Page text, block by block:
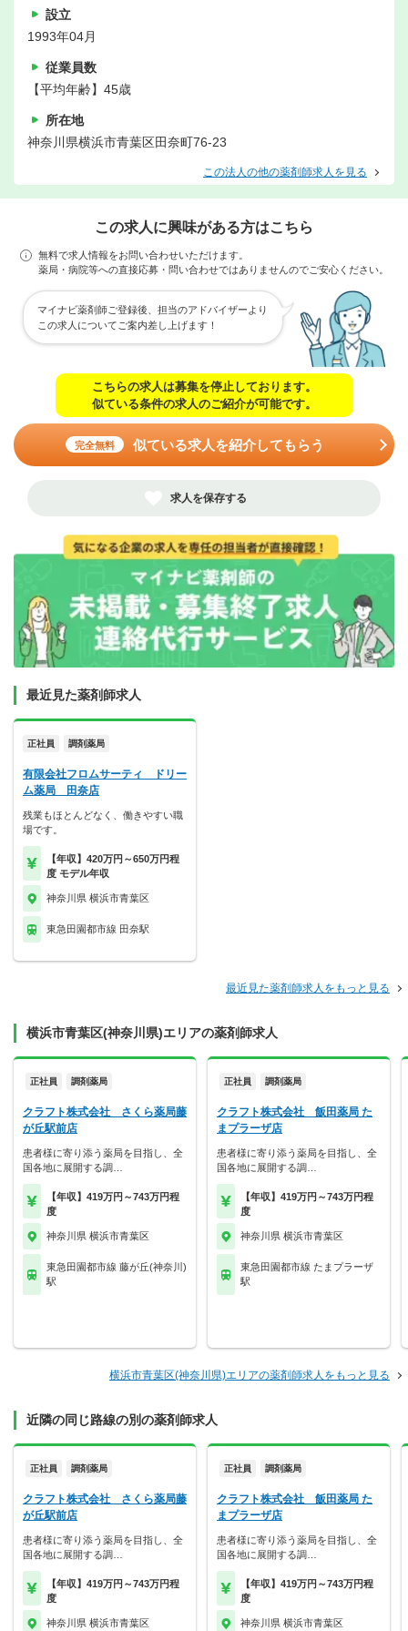
設立
1993年04月
従業員数
【平均年齢】45歳
所在地
神奈川県横浜市青葉区田奈町76-23
この法人の他の薬剤師求人を見る
この求人に興味がある方はこちら
無料で求人情報をお問い合わせいただけます。
薬局・病院等への直接応募・問い合わせではありませんのでご安心ください。
マイナビ薬剤師ご登録後、担当のアドバイザーより
この求人についてご案内差し上げます！
こちらの求人は募集を停止しております。
似ている条件の求人のご紹介が可能です。
完全無料 似ている求人を紹介してもらう
求人を保存する
最近見た薬剤師求人
正社員 調剤薬局
有限会社フロムサーティ ドリー
ム薬局 田奈店
残業もほとんどなく、働きやすい職
場です。
【年収】420万円～650万円程
度 モデル年収
神奈川県 横浜市青葉区
東急田園都市線 田奈駅
最近見た薬剤師求人をもっと見る
横浜市青葉区(神奈川県)エリアの薬剤師求人
正社員 調剤薬局
クラフト株式会社 さくら薬局藤
が丘駅前店
患者様に寄り添う薬局を目指し、全
国各地に展開する調…
【年収】419万円～743万円程
度
神奈川県 横浜市青葉区
東急田園都市線 藤が丘(神奈川)
駅
正社員 調剤薬局
クラフト株式会社 飯田薬局 た
まプラーザ店
患者様に寄り添う薬局を目指し、全
国各地に展開する調…
【年収】419万円～743万円程
度
神奈川県 横浜市青葉区
東急田園都市線 たまプラーザ
駅
横浜市青葉区(神奈川県)エリアの薬剤師求人をもっと見る
近隣の同じ路線の別の薬剤師求人
正社員 調剤薬局
クラフト株式会社 さくら薬局藤
が丘駅前店
患者様に寄り添う薬局を目指し、全
国各地に展開する調…
【年収】419万円～743万円程
度
神奈川県 横浜市青葉区
正社員 調剤薬局
クラフト株式会社 飯田薬局 た
まプラーザ店
患者様に寄り添う薬局を目指し、全
国各地に展開する調…
【年収】419万円～743万円程
度
神奈川県 横浜市青葉区